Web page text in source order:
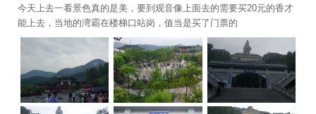
今天上去一看景色真的是美，要到观音像上面去的需要买20元的香才
能上去，当地的湾霸在楼梯口站岗，值当是买了门票的